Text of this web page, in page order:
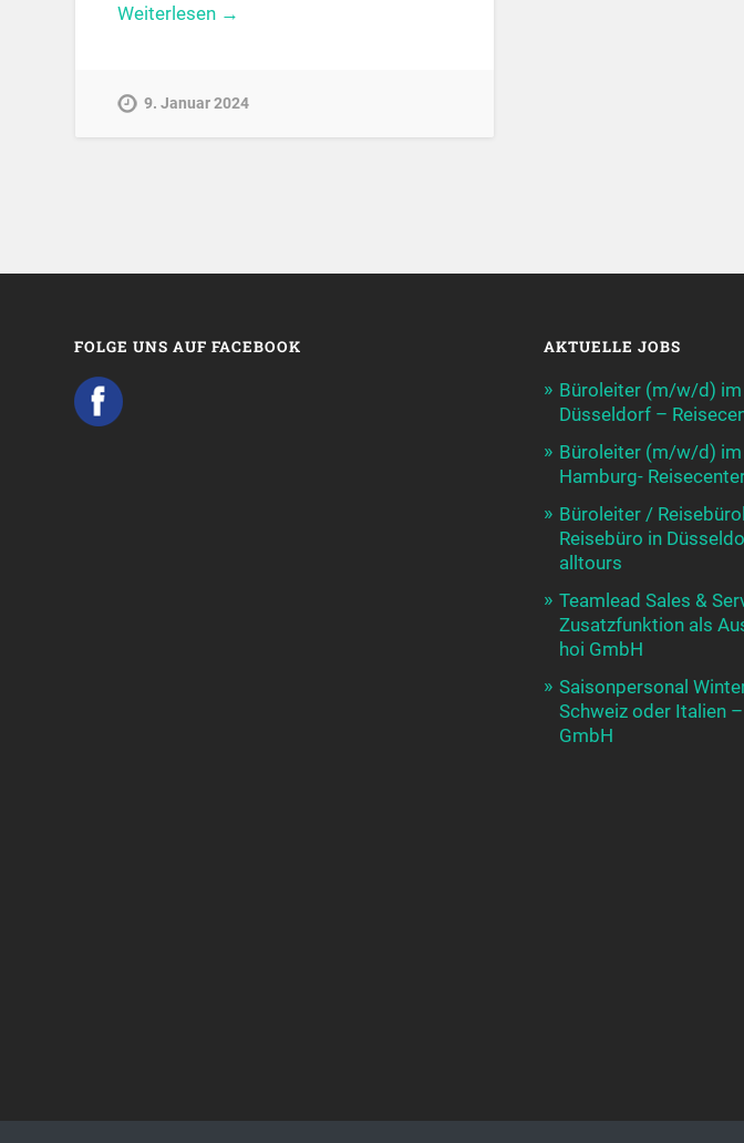
Weiterlesen →
9. Januar 2024
FOLGE UNS AUF FACEBOOK AKTUELLE JOBS
Büroleiter (m/w/d) im
Düsseldorf –
Büroleiter (m/w/d) im
Hamburg-
Büroleiter /
Reisebüro in
alltours
Teamlead Sales &
Zusatzfunktion als
hoi GmbH
Saisonpersonal
Schweiz oder Italien
GmbH